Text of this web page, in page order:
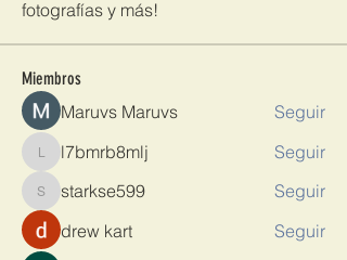
fotografías y más!
Miembros
Maruvs Maruvs Seguir
l7bmrb8mlj
l7bmrb8mlj Seguir
starkse599
starkse599
Seguir
drew kart
Seguir